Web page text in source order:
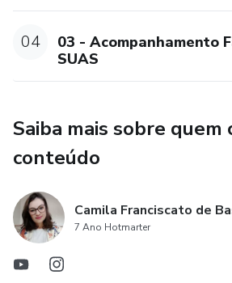
04
03 - Acompanhamento
SUAS
Saiba mais sobre quem
conteúdo
Camila Franciscato de
7 Ano Hotmarter